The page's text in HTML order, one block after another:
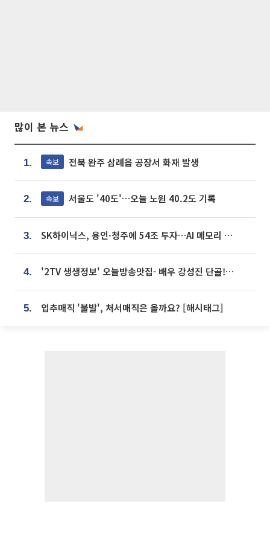
많이 본 뉴스
1. 속보 전북 완주 삼례읍 공장서 화재 발생
2. 속보 서울도 '40도'…오늘 노원 40.2도 기록
3. SK하이닉스, 용인·청주에 54조 투자…AI 메모리 생산기지 키운다
4. '2TV 생생정보' 오늘방송맛집- 배우 강성진 단골! 쌀국수ㆍ푸팟퐁 커리 맛집 '블○○○'
5. 입추매직 '불발', 처서매직은 올까요? [해시태그]